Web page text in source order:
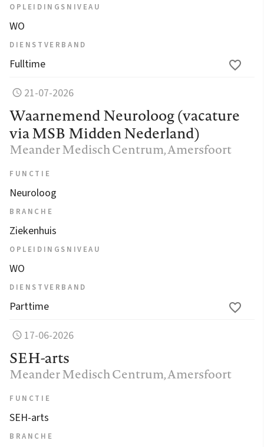
OPLEIDINGSNIVEAU
WO
DIENSTVERBAND
Fulltime
21-07-2026
Waarnemend Neuroloog (vacature
via MSB Midden Nederland)
Meander Medisch Centrum, Amersfoort
FUNCTIE
Neuroloog
BRANCHE
Ziekenhuis
OPLEIDINGSNIVEAU
WO
DIENSTVERBAND
Parttime
17-06-2026
SEH-arts
Meander Medisch Centrum, Amersfoort
FUNCTIE
SEH-arts
BRANCHE